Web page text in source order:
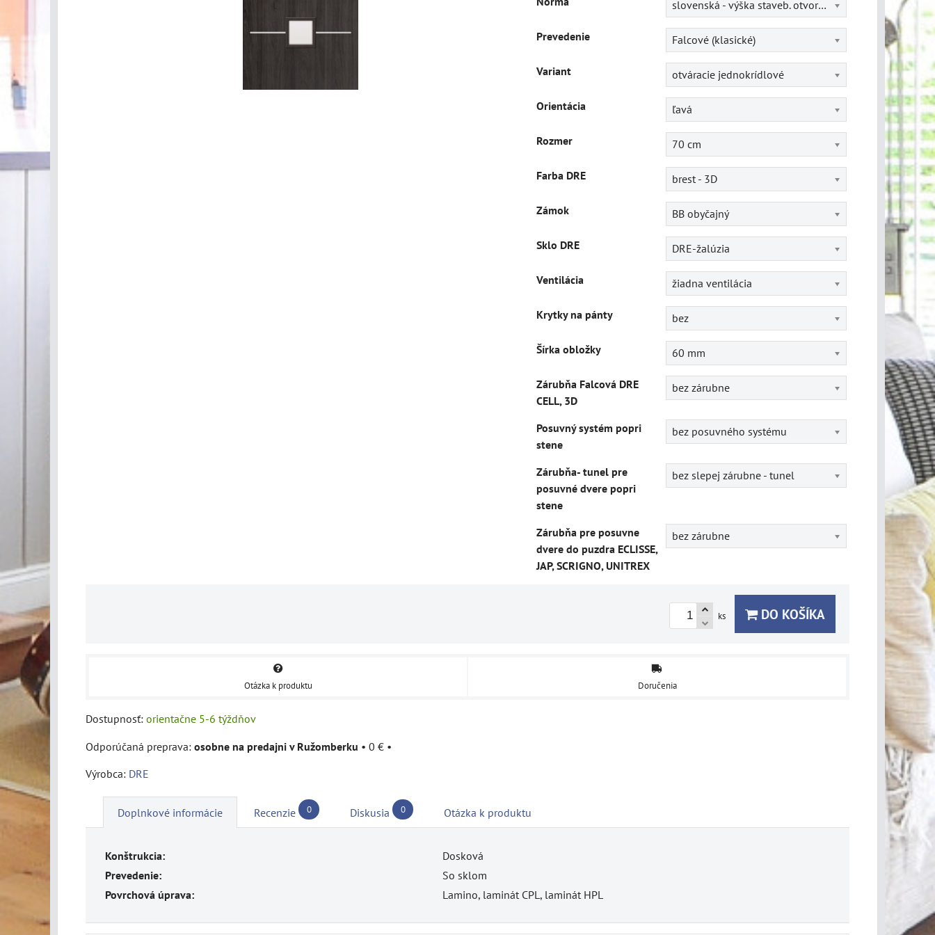
slovenská - výška staveb. otvoru = 202 cm
Prevedenie Falcové (klasické)
Variant otváracie jednokrídlové
Orientácia ľavá
Rozmer 70 cm
Farba DRE brest - 3D
Zámok BB obyčajný
Sklo DRE DRE-žalúzia
Ventilácia žiadna ventilácia
Krytky na pánty bez
Šírka obložky 60 mm
Zárubňa Falcová DRE
CELL, 3D
bez zárubne
Posuvný systém popri
stene
bez posuvného systému
Zárubňa- tunel pre
posuvné dvere popri
stene
bez slepej zárubne - tunel
Zárubňa pre posuvne
dvere do puzdra ECLISSE,
JAP, SCRIGNO, UNITREX
bez zárubne
ks DO KOŠÍKA
Otázka k produktu Doručenia
Dostupnosť: orientačne 5-6 týždňov
osobne na predajni v Ružomberku • 0 € •
Výrobca: DRE
Doplnkové informácie Recenzie 0 Diskusia 0 Otázka k produktu
Konštrukcia:
Dosková
Prevedenie:
So sklom
Povrchová úprava:
Lamino, laminát CPL, laminát HPL